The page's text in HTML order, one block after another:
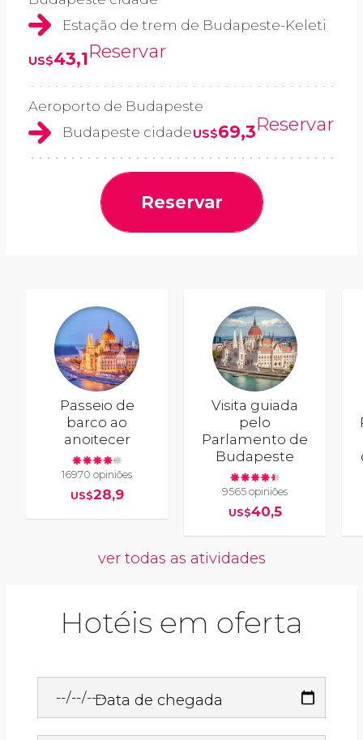
Estação de trem de Budapeste-Keleti
US$43,1Reservar
Aeroporto de Budapeste
Budapeste cidadeUS$69,3Reservar
Reservar
Passeio de
barco ao
anoitecer
16970 opiniões
US$28,9
Visita guiada
pelo
Parlamento de
Budapeste
9565 opiniões
US$40,5
ver todas as atividades
Hotéis em oferta
Data de chegada